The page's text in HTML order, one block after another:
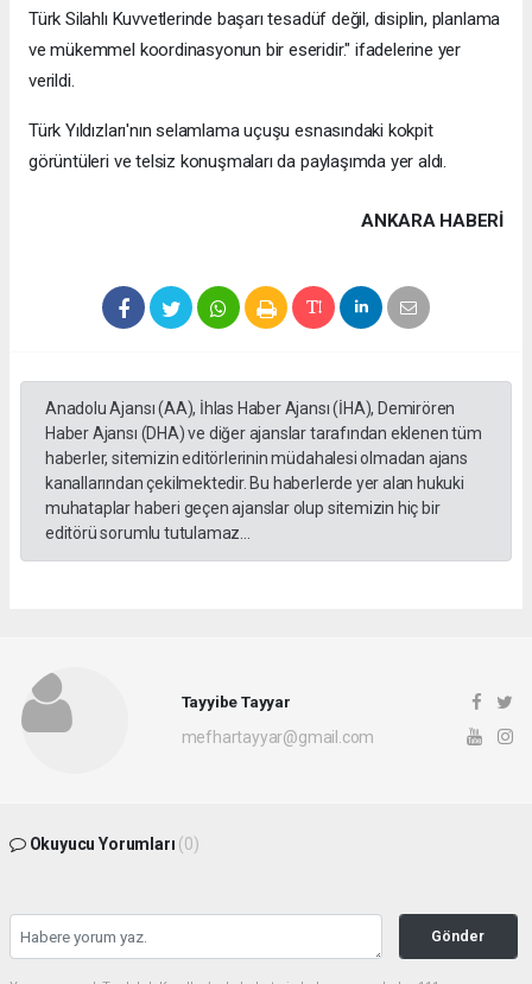
Türk Silahlı Kuvvetlerinde başarı tesadüf değil, disiplin, planlama
ve mükemmel koordinasyonun bir eseridir." ifadelerine yer
verildi.
Türk Yıldızları'nın selamlama uçuşu esnasındaki kokpit
görüntüleri ve telsiz konuşmaları da paylaşımda yer aldı.
ANKARA HABERİ
Anadolu Ajansı (AA), İhlas Haber Ajansı (İHA), Demirören
Haber Ajansı (DHA) ve diğer ajanslar tarafından eklenen tüm
haberler, sitemizin editörlerinin müdahalesi olmadan ajans
kanallarından çekilmektedir. Bu haberlerde yer alan hukuki
muhataplar haberi geçen ajanslar olup sitemizin hiç bir
editörü sorumlu tutulamaz...
Tayyibe Tayyar
mefhartayyar@gmail.com
Okuyucu Yorumları (0)
Gönder